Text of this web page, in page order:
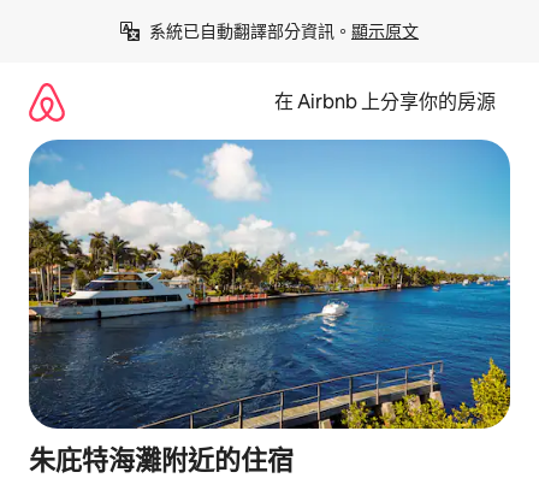
系統已自動翻譯部分資訊。 顯示原文
在 Airbnb 上分享你的房源
朱庇特海灘附近的住宿